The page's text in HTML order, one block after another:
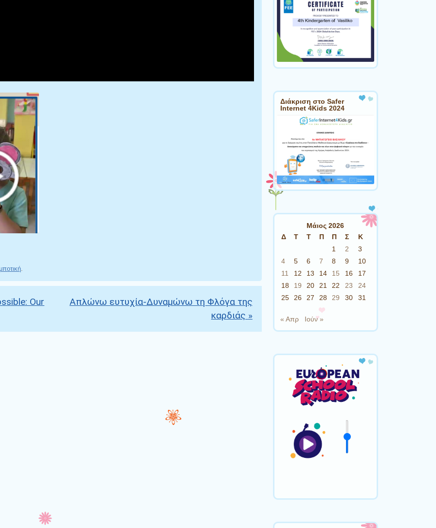
Our
Απλώνω ευτυχία-Δυναμώνω τη Φλόγα της
καρδιάς »
Διάκριση στο Safer
Internet 4Kids 2024
Μάιος 2026
Δ
Τ Τ Π Π Σ
Κ
1
2
3
4
5 6 7 8 9
10
11
12 13 14 15 16
17
18
19 20 21 22 23
24
25
26 27 28 29 30 31
« Απρ Ιούν »